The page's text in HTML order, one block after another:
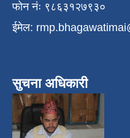
फोन नंः ९८६३१२७९३०
ईमेल:
सुचना अधिकारी